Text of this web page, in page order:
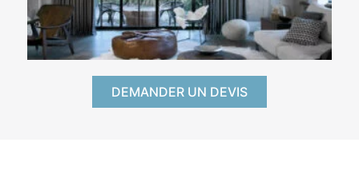
DEMANDER UN DEVIS